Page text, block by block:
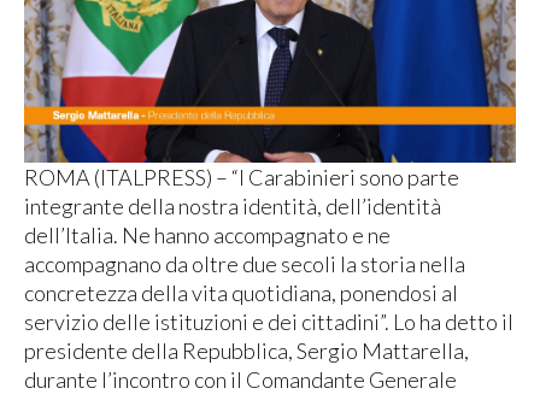
ROMA (ITALPRESS) – “I Carabinieri sono parte
integrante della nostra identità, dell’identità
dell’Italia. Ne hanno accompagnato e ne
accompagnano da oltre due secoli la storia nella
concretezza della vita quotidiana, ponendosi al
servizio delle istituzioni e dei cittadini”. Lo ha detto il
presidente della Repubblica, Sergio Mattarella,
durante l’incontro con il Comandante Generale